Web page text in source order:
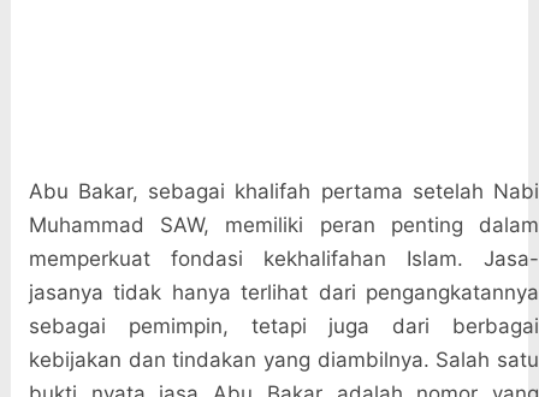
Abu Bakar, sebagai khalifah pertama setelah Nabi
Muhammad SAW, memiliki peran penting dalam
memperkuat fondasi kekhalifahan Islam. Jasa-
jasanya tidak hanya terlihat dari pengangkatannya
sebagai pemimpin, tetapi juga dari berbagai
kebijakan dan tindakan yang diambilnya. Salah satu